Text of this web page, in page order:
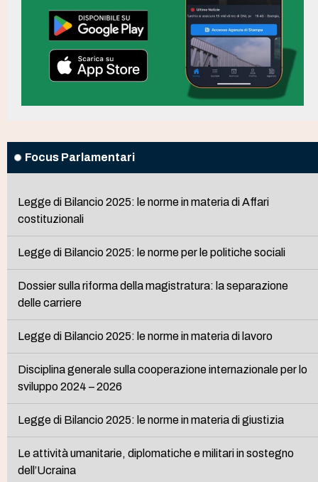
Focus Parlamentari
Legge di Bilancio 2025: le norme in materia di Affari
costituzionali
Legge di Bilancio 2025: le norme per le politiche sociali
Dossier sulla riforma della magistratura: la separazione
delle carriere
Legge di Bilancio 2025: le norme in materia di lavoro
Disciplina generale sulla cooperazione internazionale per lo
sviluppo 2024 – 2026
Legge di Bilancio 2025: le norme in materia di giustizia
Le attività umanitarie, diplomatiche e militari in sostegno
dell’Ucraina